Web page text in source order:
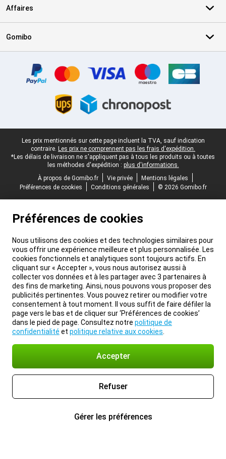
Affaires
Gomibo
Pied-de-page légal
Les prix mentionnés sur cette page incluent la TVA, sauf indication
contraire. Les prix ne comprennent pas les frais d'expédition.
*Les délais de livraison ne s'appliquent pas à tous les produits ou à toutes
les méthodes d'expédition : plus d'informations.
À propos de Gomibo.fr
Vie privée
Mentions légales
Préférences de cookies
Conditions générales © 2026 Gomibo.fr
Préférences de cookies
Nous utilisons des cookies et des technologies similaires pour
vous offrir une expérience meilleure et plus personnalisée. Les
cookies fonctionnels et analytiques sont toujours actifs. En
cliquant sur « Accepter », vous nous autorisez aussi à
collecter vos données et à les partager avec 3 partenaires à
des fins de marketing. Ainsi, nous pouvons vous proposer des
publicités pertinentes. Vous pouvez retirer ou modifier votre
consentement à tout moment. Il vous suffit de faire défiler la
page vers le bas et de cliquer sur ‘Préférences de cookies’
dans le pied de page. Consultez notre politique de
confidentialité et politique relative aux cookies
Accepter
Refuser
Gérer les préférences